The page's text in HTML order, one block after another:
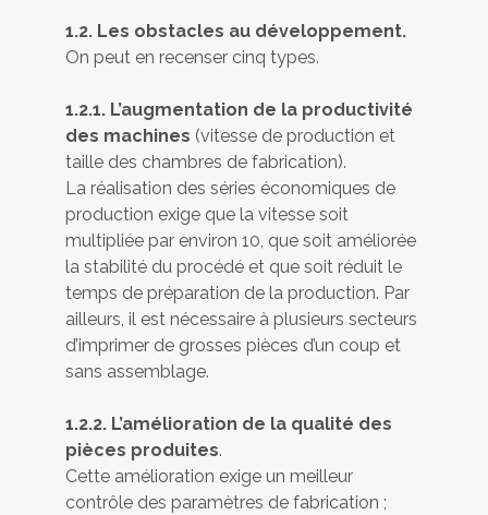
1.2. Les obstacles au développement.
On peut en recenser cinq types.
1.2.1. L’augmentation de la productivité
des machines (vitesse de production et
taille des chambres de fabrication).
La réalisation des séries économiques de
production exige que la vitesse soit
multipliée par environ 10, que soit améliorée
la stabilité du procédé et que soit réduit le
temps de préparation de la production. Par
ailleurs, il est nécessaire à plusieurs secteurs
d’imprimer de grosses pièces d’un coup et
sans assemblage.
1.2.2. L’amélioration de la qualité des
pièces produites.
Cette amélioration exige un meilleur
contrôle des paramètres de fabrication ;